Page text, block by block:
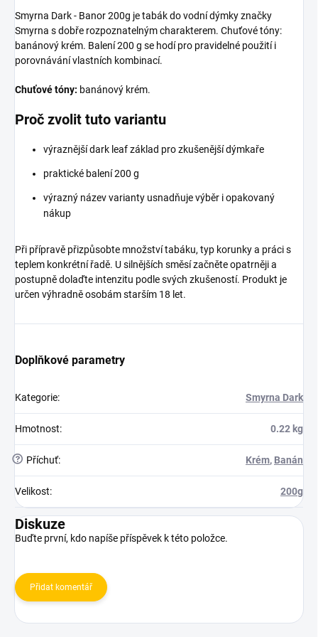
Smyrna Dark - Banor 200g je tabák do vodní dýmky značky
Smyrna s dobře rozpoznatelným charakterem. Chuťové tóny:
banánový krém. Balení 200 g se hodí pro pravidelné použití i
porovnávání vlastních kombinací.
Chuťové tóny: banánový krém.
Proč zvolit tuto variantu
výraznější dark leaf základ pro zkušenější dýmkaře
praktické balení 200 g
výrazný název varianty usnadňuje výběr i opakovaný
nákup
Při přípravě přizpůsobte množství tabáku, typ korunky a práci s
teplem konkrétní řadě. U silnějších směsí začněte opatrněji a
postupně dolaďte intenzitu podle svých zkušeností. Produkt je
určen výhradně osobám starším 18 let.
Doplňkové parametry
Kategorie: Smyrna Dark
Hmotnost: 0.22 kg
? Příchuť: Krém, Banán
Velikost: 200g
Diskuze
Buďte první, kdo napíše příspěvek k této položce.
Přidat komentář